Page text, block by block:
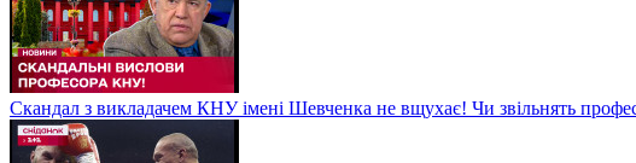
Скандал з викладачем КНУ імені Шевченка не вщухає! Чи звільнять